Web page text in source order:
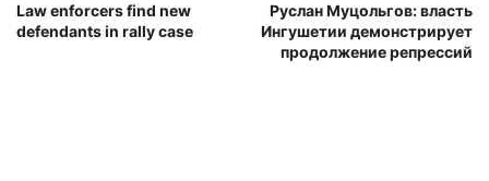
Law enforcers find new
defendants in rally case
Руслан Муцольгов: власть
Ингушетии демонстрирует
продолжение репрессий